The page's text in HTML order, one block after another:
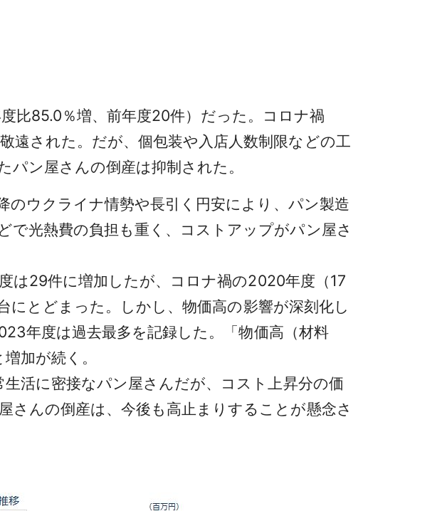
比85.0％増、前年度20件）だった。コロナ禍
遠された。だが、個包装や入店人数制限などの工
ン屋さんの倒産は抑制された。
ウクライナ情勢や長引く円安により、パン製造
で光熱費の負担も重く、コストアップがパン屋さ
は29件に増加したが、コロナ禍の2020年度（17
とどまった。しかし、物価高の影響が深刻化し
年度は過去最多を記録した。「物価高（材料
加が続く。
活に密接なパン屋さんだが、コスト上昇分の価
さんの倒産は、今後も高止まりすることが懸念さ